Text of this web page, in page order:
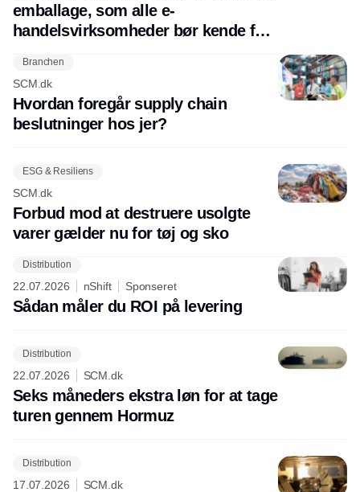
emballage, som alle e-
handelsvirksomheder bør kende før
Branchen
SCM.dk
Hvordan foregår supply chain
beslutninger hos jer?
ESG & Resiliens
SCM.dk
Forbud mod at destruere usolgte
varer gælder nu for tøj og sko
Distribution
22.07.2026 nShift Sponseret
Sådan måler du ROI på levering
Distribution
22.07.2026 SCM.dk
Seks måneders ekstra løn for at tage
turen gennem Hormuz
Distribution
17.07.2026 SCM.dk